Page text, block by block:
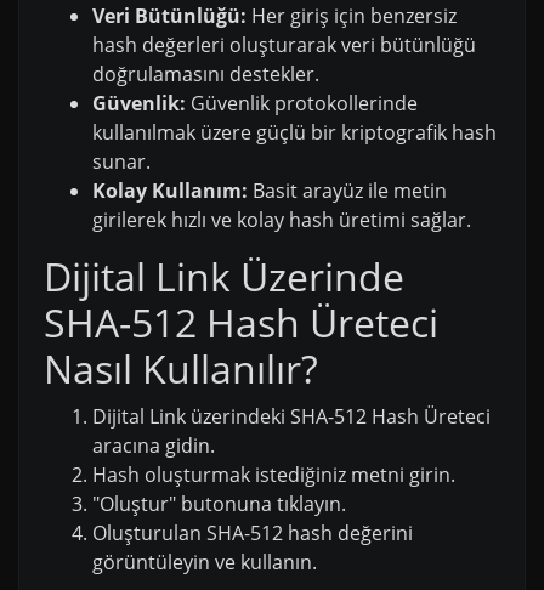
Veri Bütünlüğü: Her giriş için benzersiz
hash değerleri oluşturarak veri bütünlüğü
doğrulamasını destekler.
Güvenlik: Güvenlik protokollerinde
kullanılmak üzere güçlü bir kriptografik hash
sunar.
Kolay Kullanım: Basit arayüz ile metin
girilerek hızlı ve kolay hash üretimi sağlar.
Dijital Link Üzerinde
SHA-512 Hash Üreteci
Nasıl Kullanılır?
Dijital Link üzerindeki SHA-512 Hash Üreteci
aracına gidin.
Hash oluşturmak istediğiniz metni girin.
"Oluştur" butonuna tıklayın.
Oluşturulan SHA-512 hash değerini
görüntüleyin ve kullanın.